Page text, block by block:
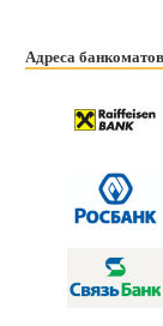
Адреса банкоматов